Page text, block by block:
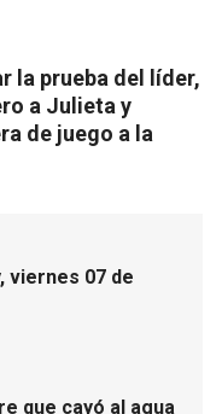
la prueba del líder,
a Julieta y
de juego a la
viernes 07 de
que cayó al agua